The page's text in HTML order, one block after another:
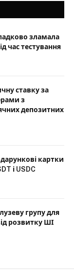
зламала
час тестування
ставку за
з
депозитних
картки
і USDC
групу для
розвитку ШІ